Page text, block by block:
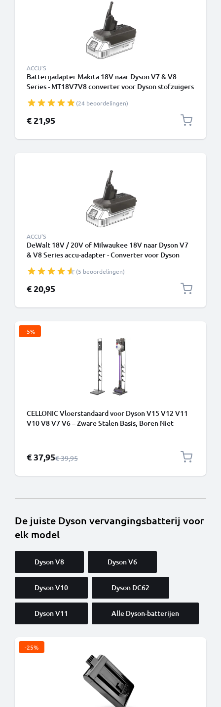
ACCU'S
Batterijadapter Makita 18V naar Dyson V7 & V8
Series - MT18V7V8 converter voor Dyson stofzuigers
(24 beoordelingen)
€ 21,95
ACCU'S
DeWalt 18V / 20V of Milwaukee 18V naar Dyson V7
& V8 Series accu-adapter - Converter voor Dyson
(5 beoordelingen)
€ 20,95
-5%
CELLONIC Vloerstandaard voor Dyson V15 V12 V11
V10 V8 V7 V6 – Zware Stalen Basis, Boren Niet
Speciale prijs
€ 37,95Normale prijs
€ 39,95
De juiste Dyson vervangingsbatterij voor
elk model
Dyson V8 Dyson V6
Dyson V10 Dyson DC62
Dyson V11 Alle Dyson-batterijen
-25%